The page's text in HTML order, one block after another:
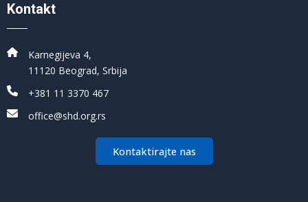
Kontakt
Karnegijeva 4,
11120 Beograd, Srbija
+381 11 3370 467
office@shd.org.rs
Kontaktirajte nas